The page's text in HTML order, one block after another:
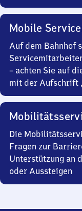
Mobile
Auf dem Bahnhof
– achten Sie auf
mit der Aufschrift
Die
Fragen zur
Unterstützung an
oder Aussteigen